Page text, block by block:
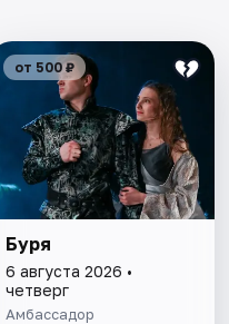
от 500 ₽
Буря
6 августа 2026 •
четверг
Амбассадор